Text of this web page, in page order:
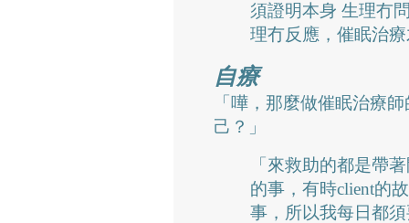
須證明本身 生理冇
理冇反應，催眠治
自療
「嘩，那麼做催眠治療
己？」
「來救助的都是帶
的事，有時client的
事，所以我每日都